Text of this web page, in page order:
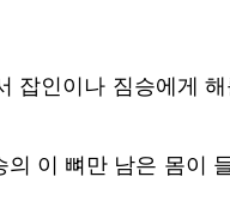
인이나 짐승에게
이 뼈만 남은 몸이